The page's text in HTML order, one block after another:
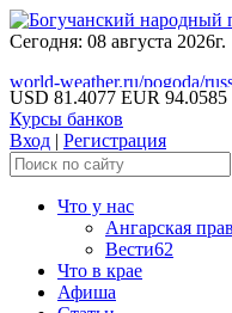
Сегодня: 08 августа 2026г.
world-weather.ru/pogoda/
USD 81.4077 EUR 94.0585
Курсы банков
Вход | Регистрация
Что у нас
Ангарская
Вести62
Что в крае
Афиша